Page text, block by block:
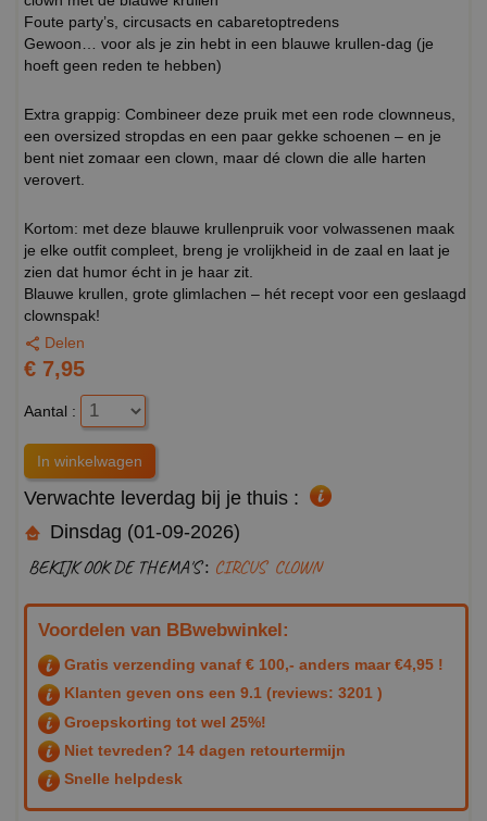
Foute party’s, circusacts en cabaretoptredens
Gewoon… voor als je zin hebt in een blauwe krullen-dag (je
hoeft geen reden te hebben)
Extra grappig: Combineer deze pruik met een rode clownneus,
een oversized stropdas en een paar gekke schoenen – en je
bent niet zomaar een clown, maar dé clown die alle harten
verovert.
Kortom: met deze blauwe krullenpruik voor volwassenen maak
je elke outfit compleet, breng je vrolijkheid in de zaal en laat je
zien dat humor écht in je haar zit.
Blauwe krullen, grote glimlachen – hét recept voor een geslaagd
clownspak!
Delen
€ 7,95
Aantal :
Verwachte leverdag bij je thuis :
Dinsdag (01-09-2026)
BEKIJK OOK DE THEMA'S : CIRCUS CLOWN
Voordelen van BBwebwinkel:
Gratis verzending vanaf € 100,- anders maar €4,95 !
Klanten geven ons een 9.1 (reviews: 3201 )
Groepskorting tot wel 25%!
Niet tevreden? 14 dagen retourtermijn
Snelle helpdesk